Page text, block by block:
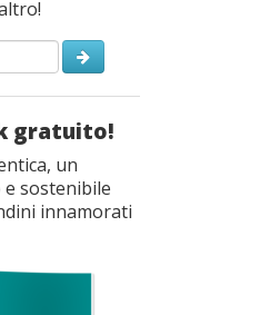
gratuito!
un
sostenibile
innamorati